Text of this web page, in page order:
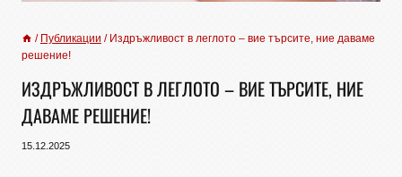
/ Публикации / Издръжливост в леглото – вие търсите, ние даваме
решение!
ИЗДРЪЖЛИВОСТ В ЛЕГЛОТО – ВИЕ ТЪРСИТЕ, НИЕ
ДАВАМЕ РЕШЕНИЕ!
15.12.2025